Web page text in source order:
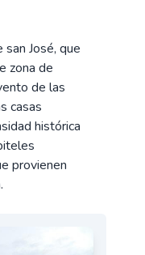
José, que
zona de
de las
casas
histórica
provienen